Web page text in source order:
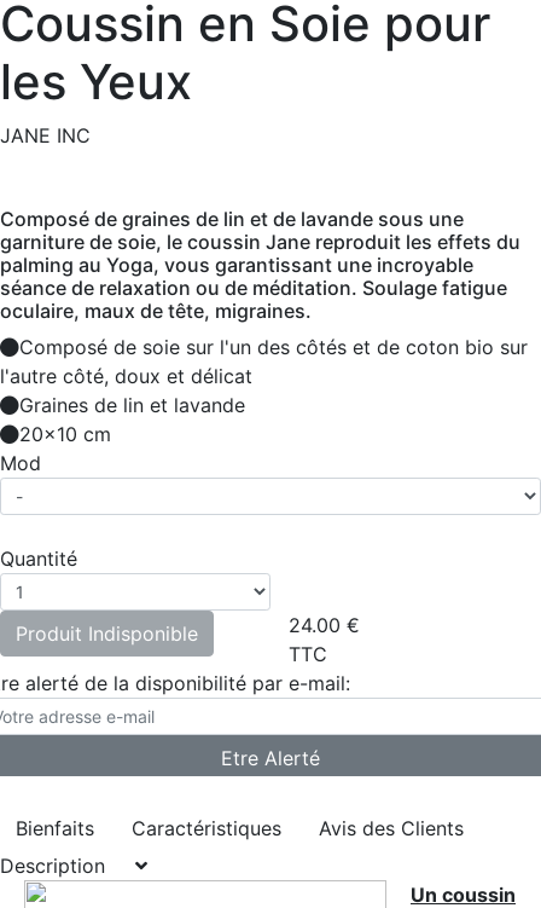
Coussin en Soie pour
les Yeux
JANE INC
Composé de graines de lin et de lavande sous une
garniture de soie, le coussin Jane reproduit les effets du
palming au Yoga, vous garantissant une incroyable
séance de relaxation ou de méditation. Soulage fatigue
oculaire, maux de tête, migraines.
Composé de soie sur l'un des côtés et de coton bio sur
l'autre côté, doux et délicat
Graines de lin et lavande
20x10 cm
Mod
Quantité
Produit Indisponible 24.00 €
TTC
alerté de la disponibilité par e-mail:
Bienfaits Caractéristiques
Avis des Clients
Description
Un coussin